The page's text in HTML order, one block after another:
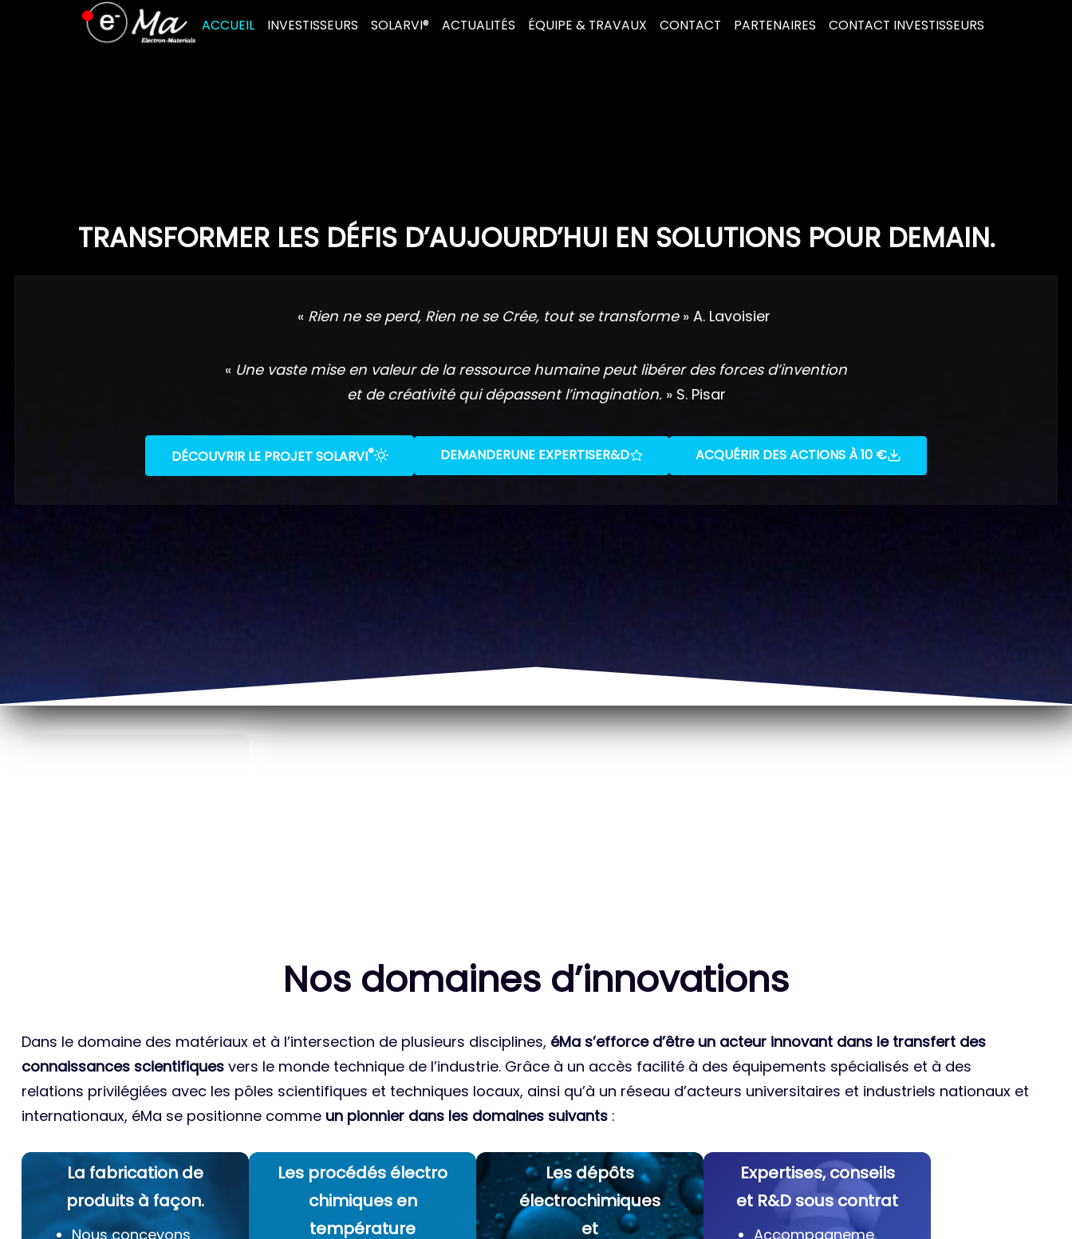
ACCUEIL INVESTISSEURS SOLARVI® ACTUALITÉS ÉQUIPE & TRAVAUX CONTACT PARTENAIRES CONTACT INVESTISSEURS
TRANSFORMER LES DÉFIS D’AUJOURD’HUI EN SOLUTIONS POUR DEMAIN.
« Rien ne se perd, Rien ne se Crée, tout se transforme » A. Lavoisier
« Une vaste mise en valeur de la ressource humaine peut libérer des forces d’invention
et de créativité qui dépassent l’imagination.» S. Pisar
DÉCOUVRIR LE PROJET SOLARVI® DEMANDERUNE EXPERTISER&D ACQUÉRIR DES ACTIONS À 10 €
Nos domaines d’innovations
Dans le domaine des matériaux et à l’intersection de plusieurs disciplines, éMa s’efforce d’être un acteur innovant dans le transfert des
connaissances scientifiques vers le monde technique de l’industrie. Grâce à un accès facilité à des équipements spécialisés et à des
relations privilégiées avec les pôles scientifiques et techniques locaux, ainsi qu’à un réseau d’acteurs universitaires et industriels nationaux et
internationaux, éMa se positionne comme un pionnier dans les domaines suivants :
La fabrication de
produits à façon.
Nous concevons
Les procédés électro
chimiques en
température
Les dépôts
électrochimiques
et
Expertises, conseils
et R&D sous contrat
Accompagneme